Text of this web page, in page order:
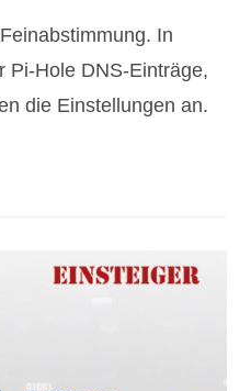
In
Pi-Hole DNS-Einträge,
die Einstellungen an.